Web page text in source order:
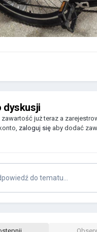
dyskusji
już teraz a
zaloguj się aby dodać
do tematu...